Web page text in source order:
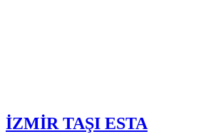
İZMİR TAŞI ESTA